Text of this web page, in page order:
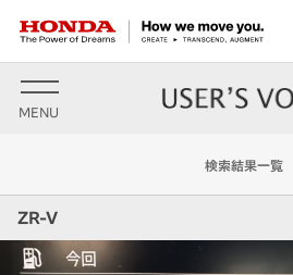
MENU
検索結果一覧
ZR-V